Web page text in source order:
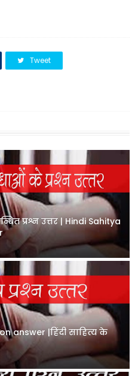
Tweet
प्रश्न उत्तर | Hindi Sahitya
answer |हिंदी साहित्य के